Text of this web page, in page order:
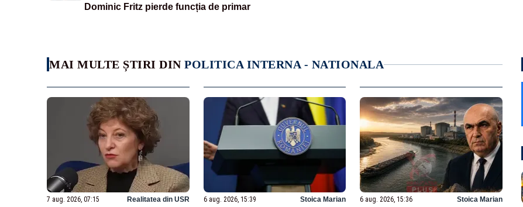
Dominic Fritz pierde funcția de primar
MAI MULTE ȘTIRI DIN POLITICA INTERNA - NATIONALA
7 aug. 2026, 07:15 Realitatea din USR 6 aug. 2026, 15:39 Stoica Marian 6 aug. 2026, 15:36 Stoica Marian